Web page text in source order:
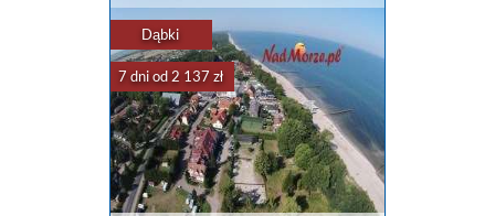
Dąbki
7 dni od 2 137 zł